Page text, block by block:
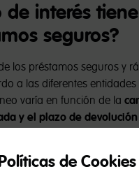
de interés
seguros?
los préstamos seguros y
a las diferentes entidades
varía en función de la
y el plazo de devolución
de Cookies